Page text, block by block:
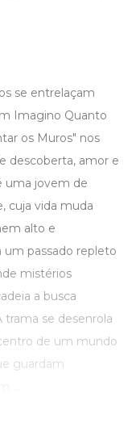
se entrelaçam
Imagino Quanto
os Muros" nos
descoberta, amor e
uma jovem de
cuja vida muda
alto e
passado repleto
mistérios
a busca
trama se desenrola
de um mundo
guardam